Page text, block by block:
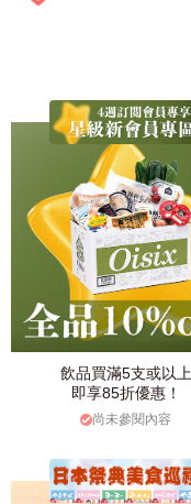
飲品買滿5支或以上
即享85折優惠！
尚未參閱內容